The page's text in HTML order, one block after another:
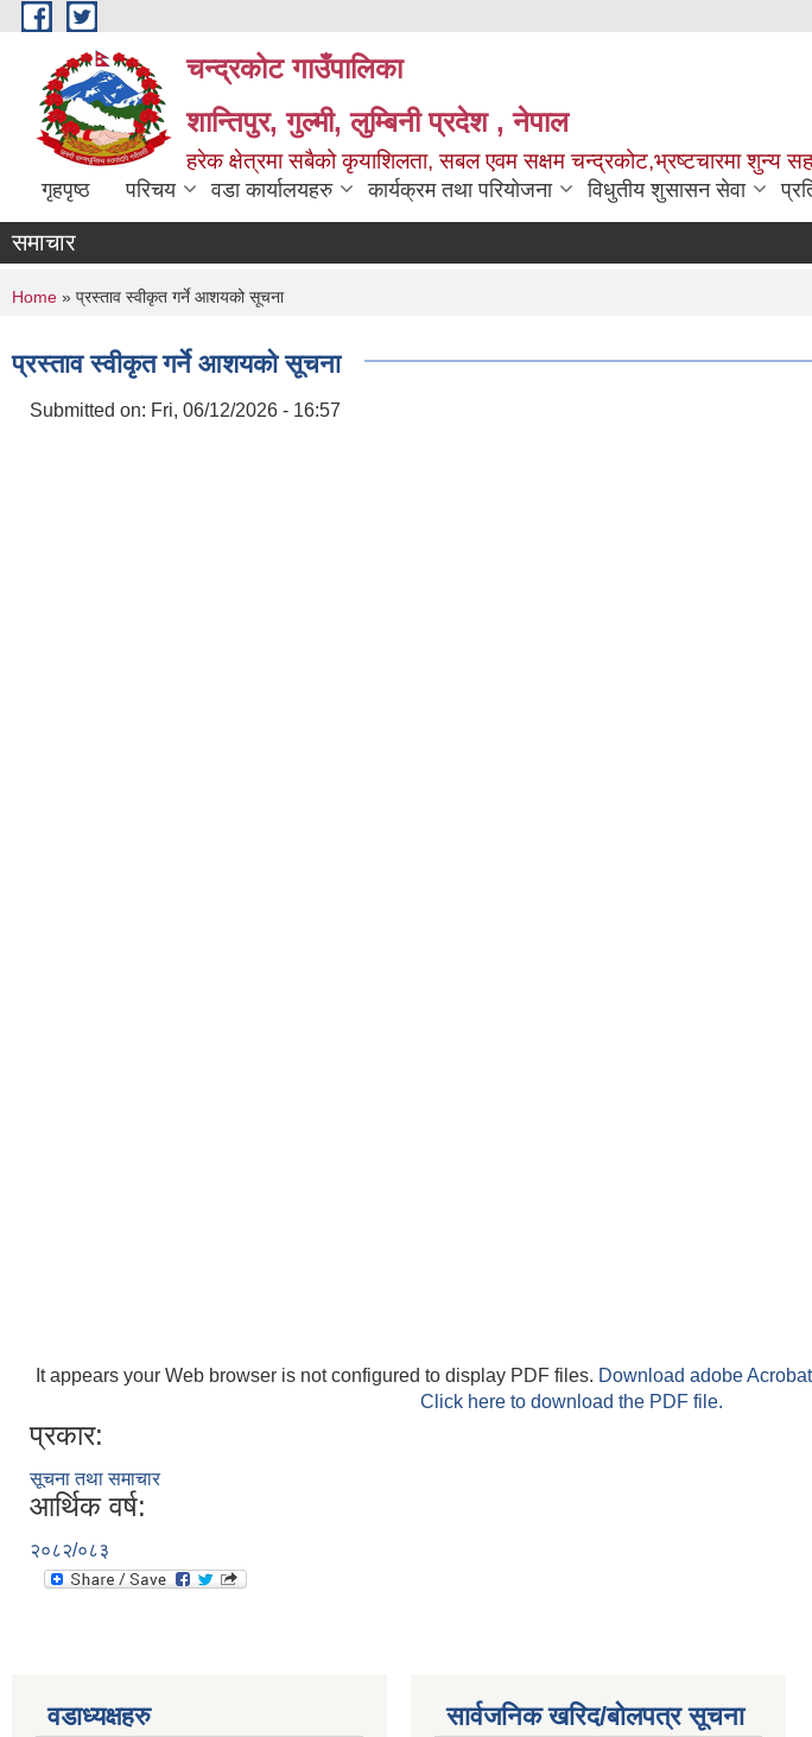
Skip to main content
चन्द्रकोट गाउँपालिका
शान्तिपुर, गुल्मी, लुम्बिनी प्रदेश , नेपाल
हरेक क्षेत्रमा सबैको कृयाशिलता, सबल एवम सक्षम चन्द्रकोट,भ्रष्टचारमा शुन्य
गृहपृष्ठ परिचय वडा कार्यालयहरु कार्यक्रम तथा परियोजना विधुतीय शुसासन सेवा
समाचार
You are here
Home » प्रस्ताव स्वीकृत गर्ने आशयको सूचना
प्रस्ताव स्वीकृत गर्ने आशयको सूचना
Submitted on: Fri, 06/12/2026 - 16:57
It appears your Web browser is not configured to display PDF files. Download adobe Acrobat
Click here to download the PDF file.
प्रकार:
सूचना तथा समाचार
आर्थिक वर्ष:
२०८२/०८३
वडाध्यक्षहरु सार्वजनिक खरिद/बोलपत्र सूचना